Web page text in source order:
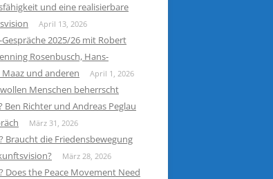
und eine realisierbare
April 13, 2026
2025/26 mit Robert
Rosenbusch, Hans-
Maaz und anderen
April 1, 2026
Menschen beherrscht
Ben Richter und Andreas Peglau
März 31, 2026
Braucht die Friedensbewegung
März 28, 2026
Does the Peace Movement Need